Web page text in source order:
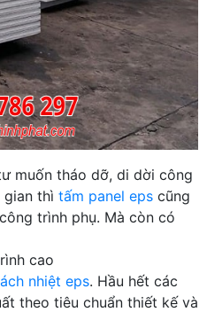
muốn tháo dỡ, di dời công
thì tấm panel eps cũng
trình phụ. Mà còn có
cao
nhiệt eps. Hầu hết các
theo tiêu chuẩn thiết kế và